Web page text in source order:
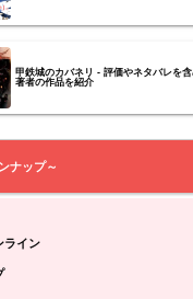
甲鉄城のカバネリ - 評価やネタバレを
著者の作品を紹介
ナップ～
ライン